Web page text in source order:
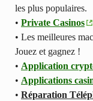
les plus populaires.
• Private Casinos
• Les meilleures
Jouez et gagnez !
• Application
• Applications
• Réparation